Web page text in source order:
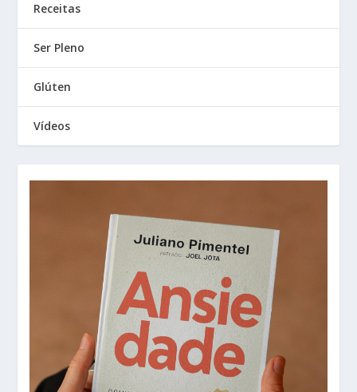
Receitas
Ser Pleno
Glúten
Vídeos